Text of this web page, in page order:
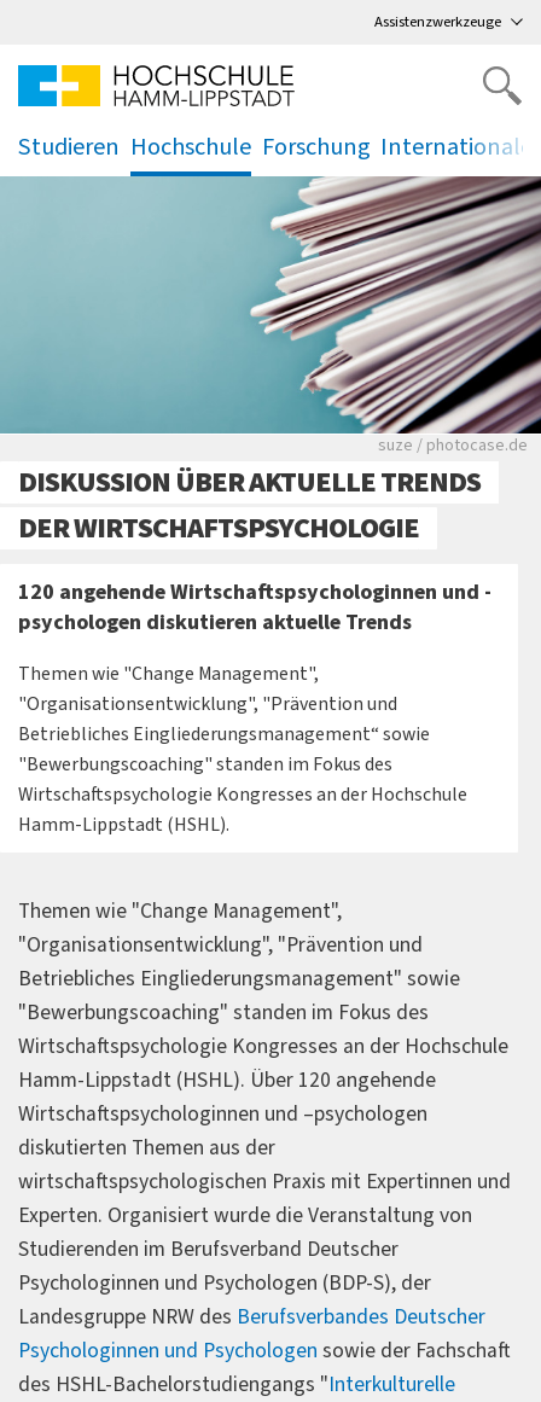
Assistenzwerkzeuge
Studieren
.
Hochschule
.
Forschung
. .
Viele Zeitungen.
suze / photocase.de
DISKUSSION ÜBER AKTUELLE TRENDS
DER WIRTSCHAFTSPSYCHOLOGIE
120 angehende Wirtschaftspsychologinnen und -
psychologen diskutieren aktuelle Trends
Themen wie "Change Management",
"Organisationsentwicklung", "Prävention und
Betriebliches Eingliederungsmanagement“ sowie
"Bewerbungscoaching" standen im Fokus des
Wirtschaftspsychologie Kongresses an der Hochschule
Hamm-Lippstadt (HSHL).
Themen wie "Change Management",
"Organisationsentwicklung", "Prävention und
Betriebliches Eingliederungsmanagement" sowie
"Bewerbungscoaching" standen im Fokus des
Wirtschaftspsychologie Kongresses an der Hochschule
Hamm-Lippstadt (HSHL). Über 120 angehende
Wirtschaftspsychologinnen und –psychologen
diskutierten Themen aus der
wirtschaftspsychologischen Praxis mit Expertinnen und
Experten. Organisiert wurde die Veranstaltung von
Studierenden im Berufsverband Deutscher
Psychologinnen und Psychologen (BDP-S), der
Landesgruppe NRW des Berufsverbandes Deutscher
Psychologinnen und Psychologen sowie der Fachschaft
des HSHL-Bachelorstudiengangs "Interkulturelle